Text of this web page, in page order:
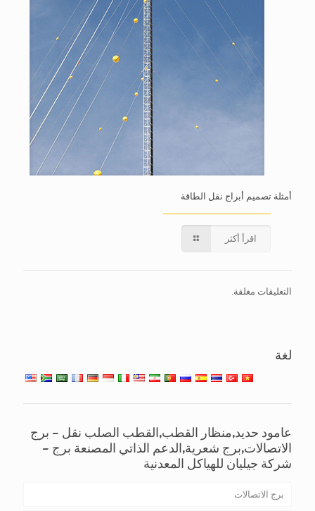
أمثلة تصميم أبراج نقل الطاقة
اقرأ أكثر
التعليقات مغلقة.
لغة
عامود حديد,منظار القطب,القطب الصلب نقل – برج
الاتصالات,برج شعرية,الدعم الذاتي المصنعة برج –
شركة جيليان للهياكل المعدنية
برج الاتصالات